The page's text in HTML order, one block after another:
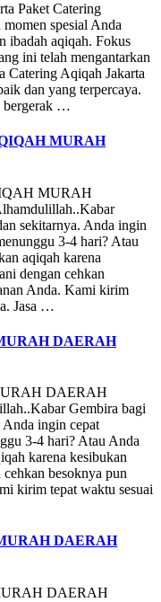
Paket Catering
spesial Anda
ibadah aqiqah. Fokus
ini telah mengantarkan
Catering Aqiqah Jakarta
dan yang terpercaya.
bergerak …
MURAH
MURAH
sekitarnya. Anda ingin
3-4 hari? Atau
aqiqah karena
dengan cehkan
Anda. Kami kirim
Jasa …
DAERAH
DAERAH
Gembira bagi
Anda ingin cepat
3-4 hari? Atau Anda
karena kesibukan
besoknya pun
kirim tepat waktu sesuai
DAERAH
DAERAH